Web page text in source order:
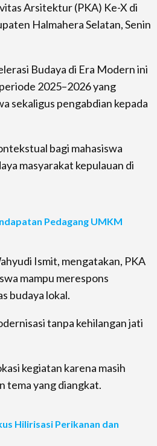
Arsitektur (PKA) Ke-X di
Halmahera Selatan, Senin
Budaya di Era Modern ini
2025–2026 yang
sekaligus pengabdian kepada
bagi mahasiswa
masyarakat kepulauan di
Pedagang UMKM
Ismit, mengatakan, PKA
mampu merespons
budaya lokal.
tanpa kehilangan jati
kegiatan karena masih
tema yang diangkat.
Hilirisasi Perikanan dan